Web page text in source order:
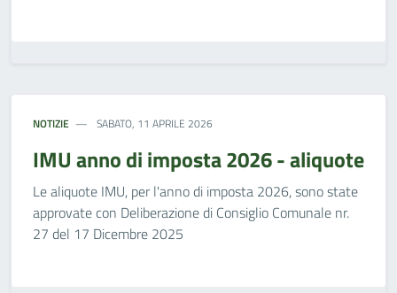
NOTIZIE SABATO, 11 APRILE 2026
IMU anno di imposta 2026 - aliquote
Le aliquote IMU, per l'anno di imposta 2026, sono state
approvate con Deliberazione di Consiglio Comunale nr.
27 del 17 Dicembre 2025